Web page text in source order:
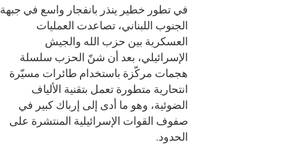
في تطور خطير ينذر بانفجار واسع في جبهة
الجنوب اللبناني، تصاعدت العمليات
العسكرية بين حزب الله والجيش
الإسرائيلي، بعد أن شنّ الحزب سلسلة
هجمات مركّزة باستخدام طائرات مسيّرة
انتحارية متطورة تعمل بتقنية الألياف
الضوئية، وهو ما أدى إلى إرباك كبير في
صفوف القوات الإسرائيلية المنتشرة على
الحدود.